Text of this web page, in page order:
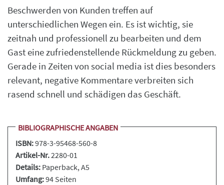
Beschwerden von Kunden treffen auf
unterschiedlichen Wegen ein. Es ist wichtig, sie
zeitnah und professionell zu bearbeiten und dem
Gast eine zufriedenstellende Rückmeldung zu geben.
Gerade in Zeiten von social media ist dies besonders
relevant, negative Kommentare verbreiten sich
rasend schnell und schädigen das Geschäft.
BIBLIOGRAPHISCHE ANGABEN
ISBN:978-3-95468-560-8
Artikel-Nr.2280-01
Details: Paperback, A5
Umfang:94 Seiten